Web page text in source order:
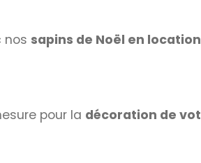
nos sapins de Noël en
pour la décoration de